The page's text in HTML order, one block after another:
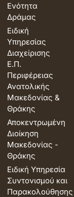
Ενότητα
Δράμας
Ειδική
Υπηρεσίας
Διαχείρισης
Ε.Π.
Περιφέρειας
Ανατολικής
Μακεδονίας &
Θράκης
Αποκεντρωμένη
Διοίκηση
Μακεδονίας -
Θράκης
Ειδική Υπηρεσία
Συντονισμού και
Παρακολούθησης